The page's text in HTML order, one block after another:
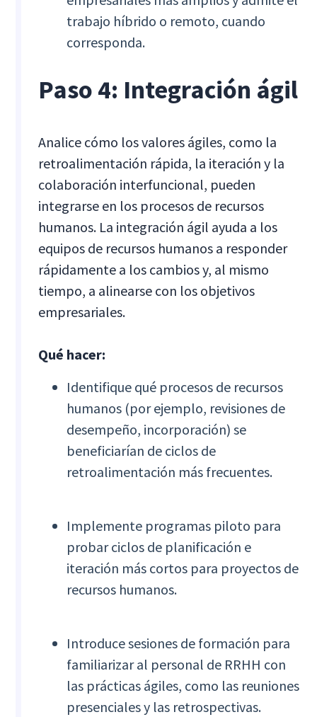
trabajo híbrido o remoto, cuando
corresponda.
Paso 4: Integración ágil
Analice cómo los valores ágiles, como la
retroalimentación rápida, la iteración y la
colaboración interfuncional, pueden
integrarse en los procesos de recursos
humanos. La integración ágil ayuda a los
equipos de recursos humanos a responder
rápidamente a los cambios y, al mismo
tiempo, a alinearse con los objetivos
empresariales.
Qué hacer:
Identifique qué procesos de recursos
humanos (por ejemplo, revisiones de
desempeño, incorporación) se
beneficiarían de ciclos de
retroalimentación más frecuentes.
Implemente programas piloto para
probar ciclos de planificación e
iteración más cortos para proyectos de
recursos humanos.
Introduce sesiones de formación para
familiarizar al personal de RRHH con
las prácticas ágiles, como las reuniones
presenciales y las retrospectivas.